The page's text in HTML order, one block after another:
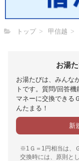
トップ 甲信越
お湯
お湯たびは、みんな
トです。質問/回答
マネーに交換できる
んたまる！
新
※1Ｇ＝1円相当は、
交換時には、原則と